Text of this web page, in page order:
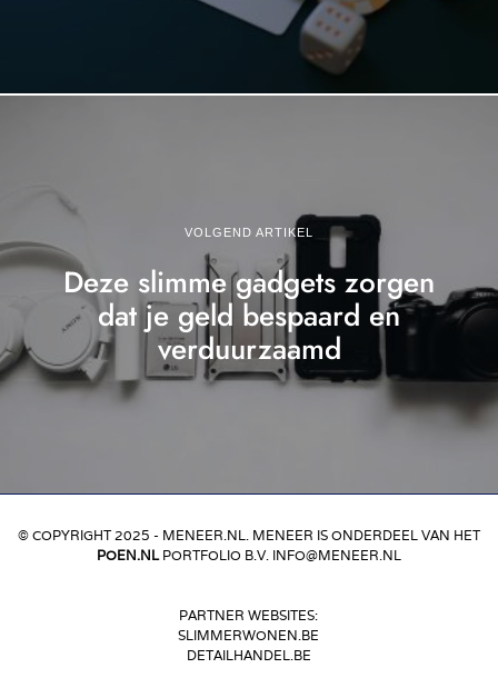
VOLGEND ARTIKEL
Deze slimme gadgets zorgen
dat je geld bespaard en
verduurzaamd
© COPYRIGHT 2025 - MENEER.NL. MENEER IS ONDERDEEL VAN HET
POEN.NLPORTFOLIO B.V. INFO@MENEER.NL
PARTNER WEBSITES:
SLIMMERWONEN.BE
DETAILHANDEL.BE